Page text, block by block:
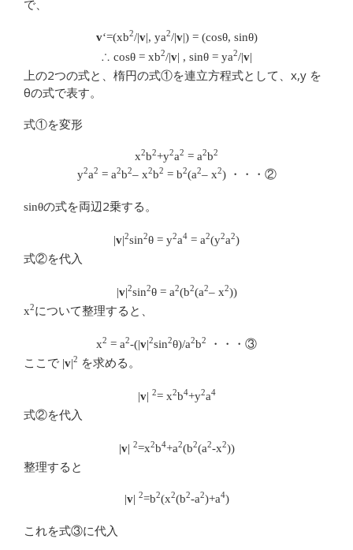
で、
v‘=(xb2/|v|, ya2/|v|) = (cosθ, sinθ)
∴ cosθ = xb2/|v| , sinθ = ya2/|v|
上の2つの式と、楕円の式①を連立方程式として、x,y を
θの式で表す。
式①を変形
x2b2+y2a2 = a2b2
y2a2 = a2b2– x2b2 = b2(a2– x2) ・・・②
sinθの式を両辺2乗する。
|v|2sin2θ = y2a4 = a2(y2a2)
式②を代入
|v|2sin2θ = a2(b2(a2– x2))
x2について整理すると、
x2 = a2-(|v|2sin2θ)/a2b2
・・・③
ここで |v|2 を求める。
|v| 2= x2b4+y2a4
式②を代入
|v| 2=x2b4+a2(b2(a2-x2))
整理すると
|v| 2=b2(x2(b2-a2)+a4)
これを式③に代入